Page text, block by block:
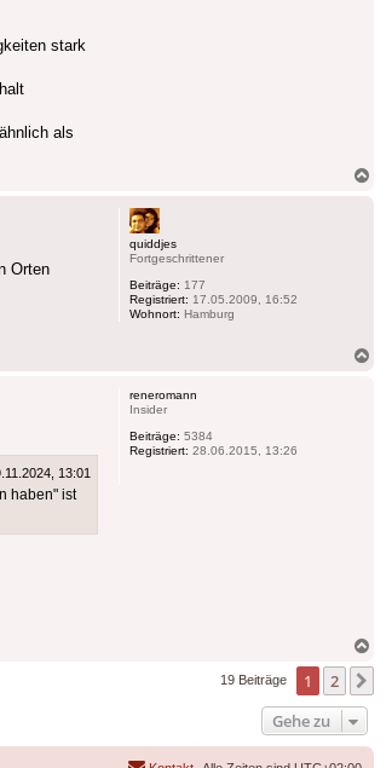
stark
als
quiddjes
Fortgeschrittener
Beiträge: 177
Registriert: 17.05.2009, 16:52
Wohnort: Hamburg
Orten
reneromann
Insider
Beiträge: 5384
Registriert: 28.06.2015, 13:26
13:01
haben" ist
19 Beiträge 1 2
Gehe zu